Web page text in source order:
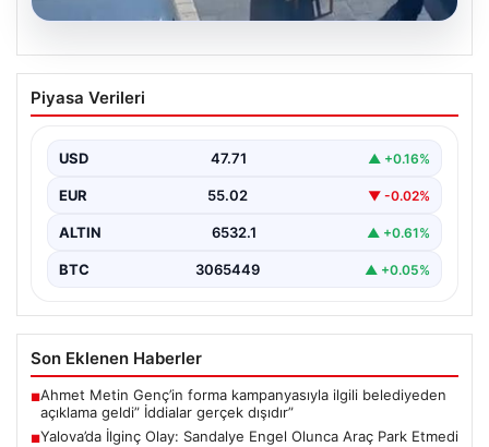
05.08.2026
Yalova’da İlginç Olay: Sandalye Engel
Olunca Araç Park Etmedi
gerçekleşen bu ilginç olay, bölge sakinlerinin ve
çevredekilerin…
Piyasa Verileri
USD 47.71 ▲ +0.16%
EUR 55.02 ▼ -0.02%
ALTIN 6532.1 ▲ +0.61%
BTC 3065449 ▲ +0.05%
Son Eklenen Haberler
■Ahmet Metin Genç’in forma kampanyasıyla ilgili belediyeden
açıklama geldi” İddialar gerçek dışıdır”
■Yalova’da İlginç Olay: Sandalye Engel Olunca Araç Park Etmedi